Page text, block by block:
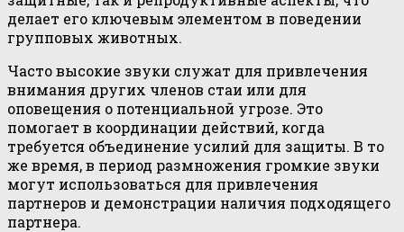
делает его ключевым элементом в поведении
групповых животных.
Часто высокие звуки служат для привлечения
внимания других членов стаи или для
оповещения о потенциальной угрозе. Это
помогает в координации действий, когда
требуется объединение усилий для защиты. В то
же время, в период размножения громкие звуки
могут использоваться для привлечения
партнеров и демонстрации наличия подходящего
партнера.